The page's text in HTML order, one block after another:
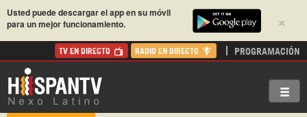
×
Usted puede descargar el app en su móvil
para un mejor funcionamiento.
TV EN DIRECTO RADIO EN DIRECTO PROGRAMACIÓN